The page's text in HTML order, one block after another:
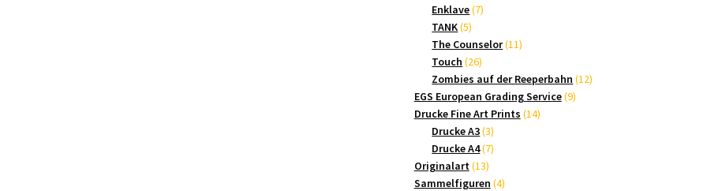
Produkte
Enklave 77
TANK 55
Produkte
The Counselor 1111
Touch 2626
Produkte
Zombies auf der Reeperbahn 1212
EGS European Grading Service 99
Drucke Fine Art Prints 1414
Drucke A3 33
Produkte
Drucke A4 77
Originalart 1313
Produkte
Sammelfiguren 44